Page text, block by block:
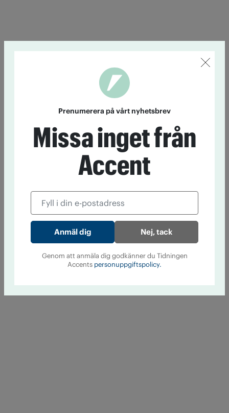
Prenumerera på vårt nyhetsbrev
Missa inget från
Accent
Nej, tack
Genom att anmäla dig godkänner du Tidningen
Accents personuppgiftspolicy.